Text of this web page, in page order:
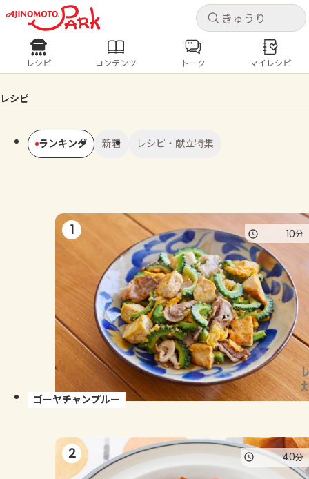
キャ
ログインするとレシピを保存できます
ホーム
レシピ
トーク
よくあるお問い合わせ
お買い物
AJINOMOTO PARK とは
キャ
レシピ コンテンツ
人気の食材・レシピ
きゅうり
レシピ コンテンツ トーク マイレシピ
レシピ
ランキング 新着 レシピ・献立特集
ゴーヤチャンプルー
1 10分
2 40分